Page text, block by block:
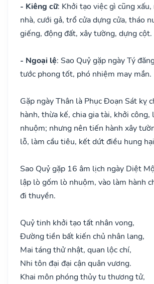
- Kiêng cữ: Khởi tạo việc gì cũng
nhà, cưới gả, trổ cửa dựng cửa, tháo
giếng, động đất, xây tường, dựng cột.
- Ngoại lệ: Sao Quỷ gặp ngày Tý
tước phong tốt, phó nhiệm may mắn.
Gặp ngày Thân là Phục Đoạn Sát kỵ
hành, thừa kế, chia gia tài, khởi
nhuộm; nhưng nên tiến hành xây
lỗ, làm cầu tiêu, kết dứt điều hung
Sao Quỷ gặp 16 âm lịch ngày Diệt
lập lò gốm lò nhuộm, vào làm hành
đi thuyền.
Quỷ tinh khởi tạo tất nhân vong,
Đường tiền bất kiến chủ nhân lang,
Mai táng thử nhật, quan lộc chí,
Nhi tôn đại đại cận quân vương.
Khai môn phóng thủy tu thương tử,